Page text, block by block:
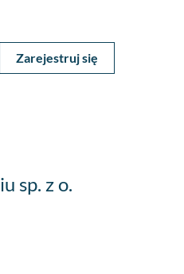
Zarejestruj się
sp. z o.